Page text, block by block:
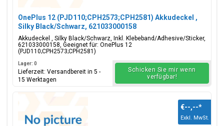
OnePlus 12 (PJD110;CPH2573;CPH2581) Akkudeckel ,
Silky Black/Schwarz, 621033000158
Akkudeckel , Silky Black/Schwarz, Inkl. Klebeband/Adhesive/Sticker,
621033000158, Geeignet für: OnePlus 12
(PJD110;CPH2573;CPH2581)
Lager: 0
Lieferzeit: Versandbereit in 5 -
15 Werktagen
Schicken Sie mir wenn
verfügbar!
€--,--*
Exkl. MwSt.